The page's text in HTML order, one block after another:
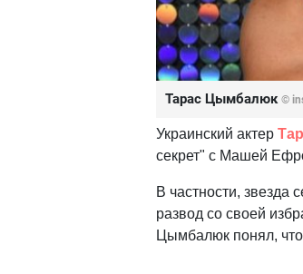
Тарас Цымбалюк ©
Украинский актер
секрет" с Машей
В частности,
развод со своей
Цымбалюк понял, что